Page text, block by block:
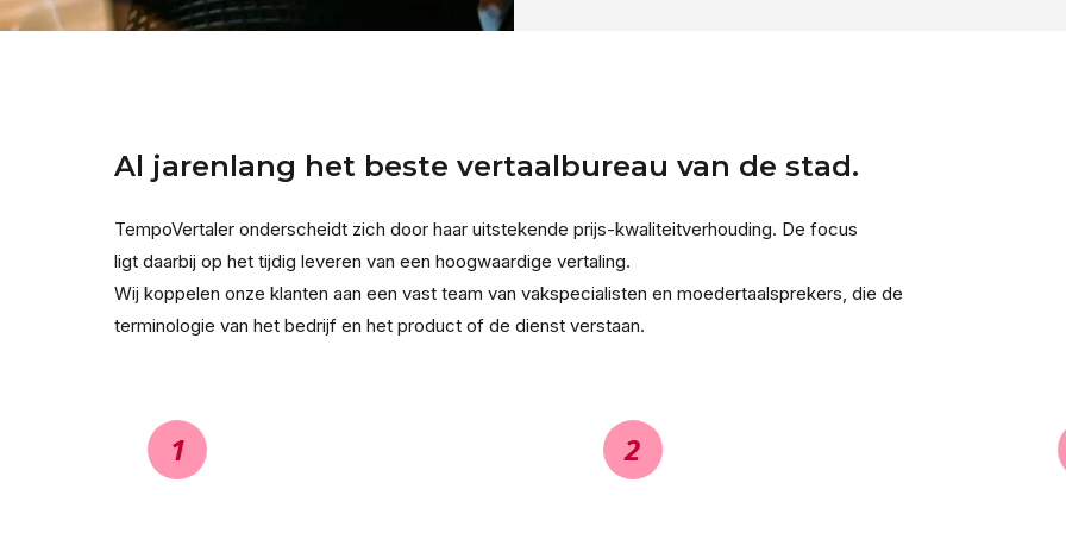
Al jarenlang het beste vertaalbureau van de stad.
TempoVertaler onderscheidt zich door haar uitstekende prijs-kwaliteitverhouding. De focus
ligt daarbij op het tijdig leveren van een hoogwaardige vertaling.
Wij koppelen onze klanten aan een vast team van vakspecialisten en moedertaalsprekers, die de
terminologie van het bedrijf en het product of de dienst verstaan.
1 2